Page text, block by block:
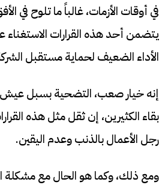
في أوقات الأزمات، غالباً ما تلوح في
يتضمن أحد هذه القرارات
الأداء الضعيف لحماية مستقبل
إنه خيار صعب، التضحية بسبل
بقاء الكثيرين، إن ثقل مثل هذه
رجل الأعمال بالذنب وعدم اليقين.
ومع ذلك، وكما هو الحال مع مشكلة